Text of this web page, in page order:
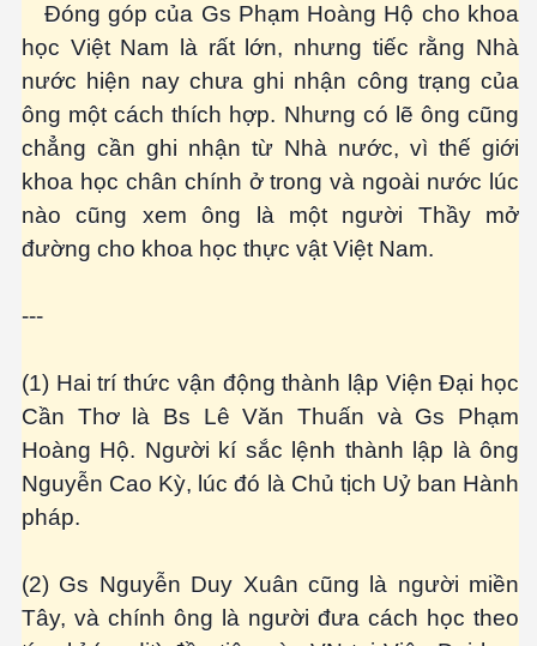
Đóng góp của Gs Phạm Hoàng Hộ cho khoa
học Việt Nam là rất lớn, nhưng tiếc rằng Nhà
nước hiện nay chưa ghi nhận công trạng của
ông một cách thích hợp. Nhưng có lẽ ông cũng
chẳng cần ghi nhận từ Nhà nước, vì thế giới
khoa học chân chính ở trong và ngoài nước lúc
nào cũng xem ông là một người Thầy mở
đường cho khoa học thực vật Việt Nam.
---
(1) Hai trí thức vận động thành lập Viện Đại học
Cần Thơ là Bs Lê Văn Thuấn và Gs Phạm
Hoàng Hộ. Người kí sắc lệnh thành lập là ông
Nguyễn Cao Kỳ, lúc đó là Chủ tịch Uỷ ban Hành
pháp.
(2) Gs Nguyễn Duy Xuân cũng là người miền
Tây, và chính ông là người đưa cách học theo
... P2